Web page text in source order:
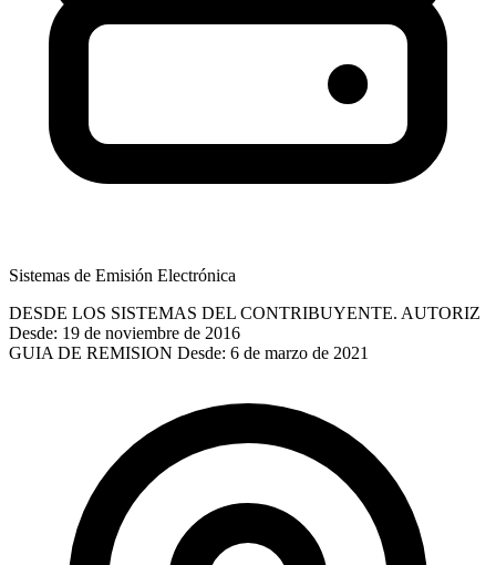
Sistemas de Emisión Electrónica
DESDE LOS SISTEMAS DEL CONTRIBUYENTE. AUTORIZ
Desde: 19 de noviembre de 2016
GUIA DE REMISION Desde: 6 de marzo de 2021